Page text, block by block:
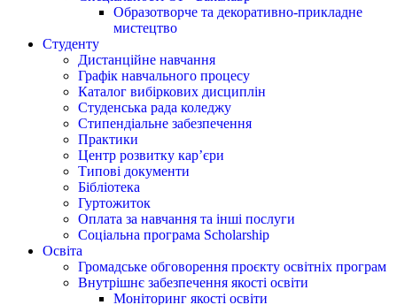
Образотворче та декоративно-прикладне
мистецтво
Студенту
Дистанційне навчання
Графік навчального процесу
Каталог вибіркових дисциплін
Студенська рада коледжу
Стипендіальне забезпечення
Практики
Центр розвитку кар’єри
Типові документи
Бібліотека
Гуртожиток
Оплата за навчання та інші послуги
Соціальна програма Scholarship
Освіта
Громадське обговорення проєкту освітніх програм
Внутрішнє забезпечення якості освіти
Моніторинг якості освіти